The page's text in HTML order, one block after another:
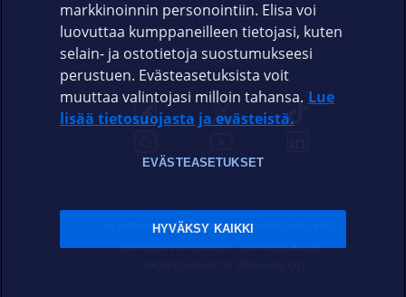
ASIAKASPALVELU
ELISA.FI
Sopimusehdot Tietosuoja Evästeasetukset
Sääntelyviranomaiset Saavutettavuus
markkinoinnin personointiin. Elisa voi
luovuttaa kumppaneilleen tietojasi, kuten
selain- ja ostotietoja suostumukseesi
perustuen. Evästeasetuksista voit
muuttaa valintojasi milloin tahansa. Lue
lisää tietosuojasta ja evästeistä.
EVÄSTEASETUKSET
HYVÄKSY KAIKKI